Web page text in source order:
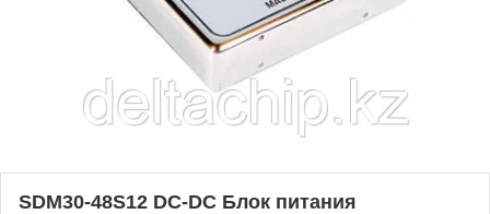
SDM30-48S12 DC-DC Блок питания